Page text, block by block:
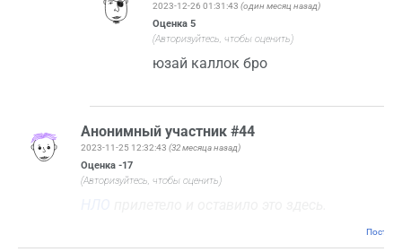
2023-12-26 01:31:43(один месяц назад)
Оценка5
(Авторизуйтесь, чтобы оценить)
юзай каллок бро
Анонимный участник #44
2023-11-25 12:32:43 (32 месяца назад)
Оценка -17
(Авторизуйтесь, чтобы оценить)